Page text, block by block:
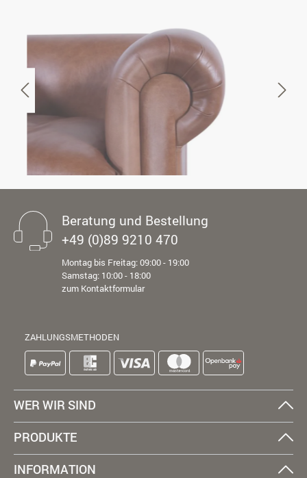
Beratung und Bestellung
+49 (0)89 9210 470
Montag bis Freitag: 09:00 - 19:00
Samstag: 10:00 - 18:00
zum Kontaktformular
ZAHLUNGSMETHODEN
WER WIR SIND
PRODUKTE
INFORMATION